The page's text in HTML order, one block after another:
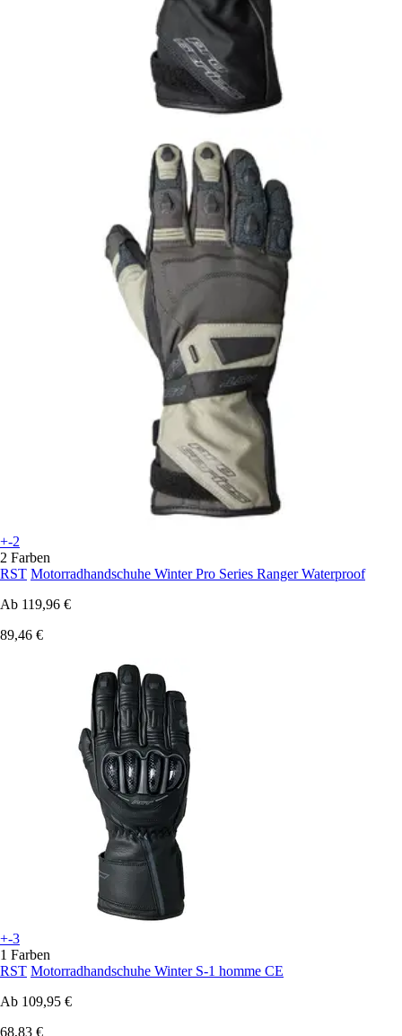
+-2
2 Farben
RST Motorradhandschuhe Winter Pro Series Ranger Waterproof
Ab 119,96 €
89,46 €
+-3
1 Farben
RST Motorradhandschuhe Winter S-1 homme CE
Ab 109,95 €
68,83 €